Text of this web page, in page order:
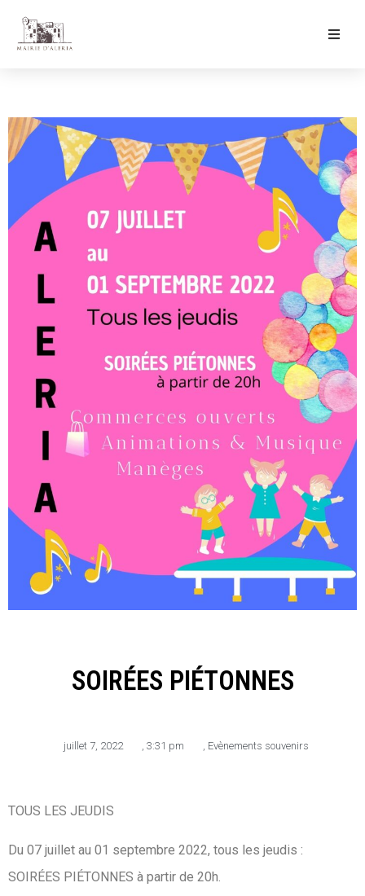
Culture & Loisirs
Mon Quotidien
SOIRÉES PIÉTONNES
juillet 7, 2022 , 3:31 pm , Evènements souvenirs
TOUS LES JEUDIS
Du 07 juillet au 01 septembre 2022, tous les jeudis :
SOIRÉES PIÉTONNES à partir de 20h.